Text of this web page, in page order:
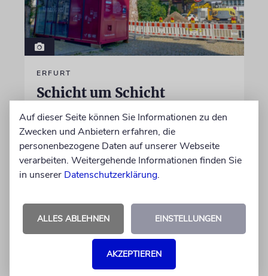
ERFURT
Schicht um Schicht
Dort, wo eben noch Parkplätze waren, wird
seit wenigen Tagen nach einem Stück
jüdischer Geschichte gegraben. Erst mit dem
Bagger, dann von Hand
05.08.2026
Auf dieser Seite können Sie Informationen zu den
Zwecken und Anbietern erfahren, die
personenbezogene Daten auf unserer Webseite
verarbeiten. Weitergehende Informationen finden Sie
in unserer Datenschutzerklärung.
ALLES ABLEHNEN EINSTELLUNGEN
AKZEPTIEREN